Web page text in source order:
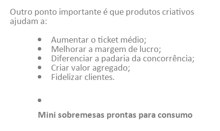
Outro ponto importante é que produtos criativos
ajudam a:
Aumentar o ticket médio;
Melhorar a margem de lucro;
Diferenciar a padaria da concorrência;
Criar valor agregado;
Fidelizar clientes.
Mini sobremesas prontas para consumo